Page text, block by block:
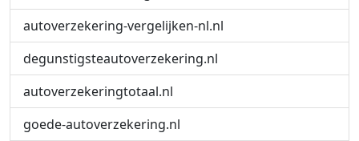
autoverzekering-vergelijken-nl.nl
degunstigsteautoverzekering.nl
autoverzekeringtotaal.nl
goede-autoverzekering.nl